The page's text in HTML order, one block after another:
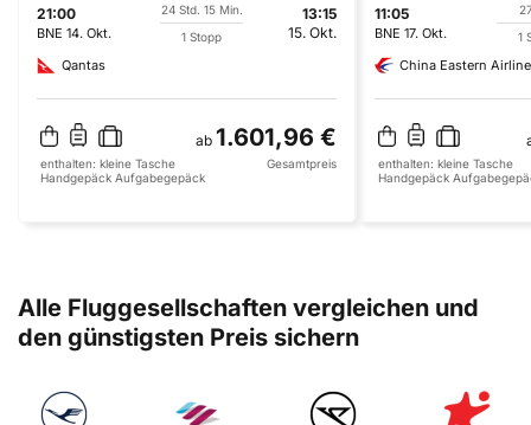
21:00
BNE 14. Okt.
24 Std. 15 Min.
1 Stopp
13:15
15. Okt.
Qantas
ab 1.601,96 €
enthalten: kleine Tasche
Handgepäck Aufgabegepäck
Gesamtpreis
11:05
BNE 17. Okt.
1
China Eastern
enthalten: kleine Tasche
Handgepäck
Alle Fluggesellschaften vergleichen und
den günstigsten Preis sichern